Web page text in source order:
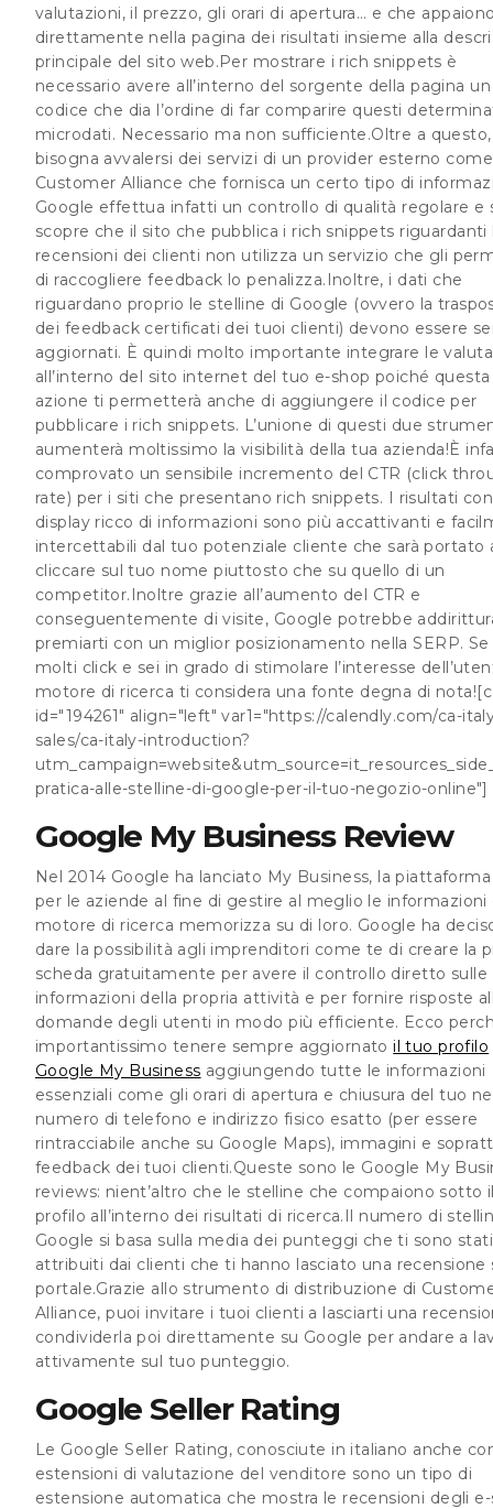
valutazioni, il prezzo, gli orari di apertura… e che
direttamente nella pagina dei risultati insieme alla
principale del sito web.Per mostrare i rich snippets è
necessario avere all’interno del sorgente della pagina un
codice che dia l’ordine di far comparire questi
microdati. Necessario ma non sufficiente.Oltre a questo,
bisogna avvalersi dei servizi di un provider esterno come
Customer Alliance che fornisca un certo tipo di
Google effettua infatti un controllo di qualità regolare e
scopre che il sito che pubblica i rich snippets riguardanti
recensioni dei clienti non utilizza un servizio che gli
di raccogliere feedback lo penalizza.Inoltre, i dati che
riguardano proprio le stelline di Google (ovvero la
dei feedback certificati dei tuoi clienti) devono essere
aggiornati. È quindi molto importante integrare le
all’interno del sito internet del tuo e-shop poiché questa
azione ti permetterà anche di aggiungere il codice per
pubblicare i rich snippets. L’unione di questi due
aumenterà moltissimo la visibilità della tua azienda!È
comprovato un sensibile incremento del CTR (click
rate) per i siti che presentano rich snippets. I risultati
display ricco di informazioni sono più accattivanti e
intercettabili dal tuo potenziale cliente che sarà portato
cliccare sul tuo nome piuttosto che su quello di un
competitor.Inoltre grazie all’aumento del CTR e
conseguentemente di visite, Google potrebbe
premiarti con un miglior posizionamento nella SERP.
molti click e sei in grado di stimolare l’interesse
motore di ricerca ti considera una fonte degna di
id="194261" align="left" var1="https://calendly.com/ca-
sales/ca-italy-introduction?
pratica-alle-stelline-di-google-per-il-tuo-negozio-online"]
Google My Business Review
Nel 2014 Google ha lanciato My Business, la
per le aziende al fine di gestire al meglio le informazioni
motore di ricerca memorizza su di loro. Google ha
dare la possibilità agli imprenditori come te di creare la
scheda gratuitamente per avere il controllo diretto sulle
informazioni della propria attività e per fornire risposte
domande degli utenti in modo più efficiente. Ecco
importantissimo tenere sempre aggiornatoil tuo profilo
Google My Business aggiungendo tutte le informazioni
essenziali come gli orari di apertura e chiusura del tuo
numero di telefono e indirizzo fisico esatto (per essere
rintracciabile anche su Google Maps), immagini e
feedback dei tuoi clienti.Queste sono le Google My
reviews: nient’altro che le stelline che compaiono sotto
profilo all’interno dei risultati di ricerca.Il numero di
Google si basa sulla media dei punteggi che ti sono stati
attribuiti dai clienti che ti hanno lasciato una recensione
portale.Grazie allo strumento di distribuzione di
Alliance, puoi invitare i tuoi clienti a lasciarti una
condividerla poi direttamente su Google per andare a
attivamente sul tuo punteggio.
Google Seller Rating
Le Google Seller Rating, conosciute in italiano anche
estensioni di valutazione del venditore sono un tipo di
estensione automatica che mostra le recensioni degli